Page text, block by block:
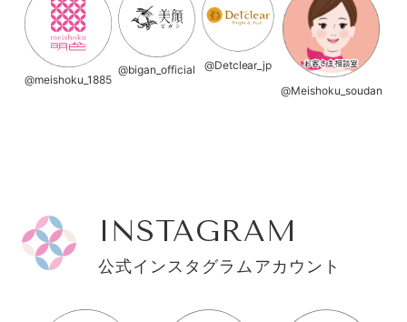
@meishoku_1885
@bigan_official
@Detclear_jp
@Meishoku_soudan
INSTAGRAM
公式インスタグラムアカウント